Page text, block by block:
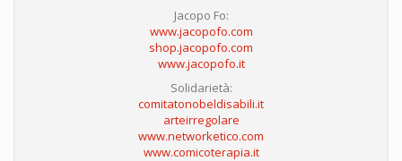
Jacopo Fo:
www.jacopofo.com
shop.jacopofo.com
www.jacopofo.it
Solidarietà:
comitatonobeldisabili.it
arteirregolare
www.networketico.com
www.comicoterapia.it